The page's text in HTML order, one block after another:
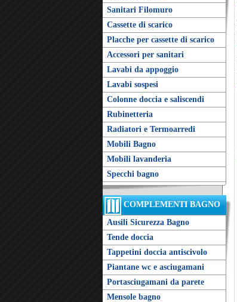
Sanitari Filomuro
Cassette di scarico
Placche per cassette di scarico
Accessori per sanitari
Lavabi da appoggio
Lavabi sospesi
Colonne doccia e saliscendi
Rubinetteria
Radiatori e Termoarredi
Mobili Bagno
Mobili lavanderia
Specchi bagno
COMPLEMENTI BAGNO
Ausili Sicurezza Bagno
Tende doccia
Tappetini doccia antiscivolo
Piantane wc e asciugamani
Portasciugamani da parete
Mensole bagno